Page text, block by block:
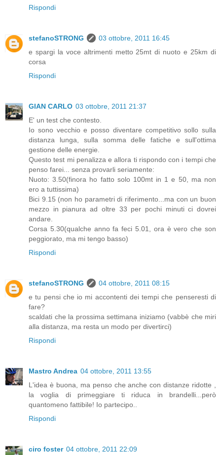
Rispondi
stefanoSTRONG
03 ottobre, 2011 16:45
e spargi la voce altrimenti metto 25mt di nuoto e 25km di
corsa
Rispondi
GIAN CARLO 03 ottobre, 2011 21:37
E' un test che contesto.
Io sono vecchio e posso diventare competitivo sollo sulla
distanza lunga, sulla somma delle fatiche e sull'ottima
gestione delle energie.
Questo test mi penalizza e allora ti rispondo con i tempi che
penso farei... senza provarli seriamente:
Nuoto: 3.50(finora ho fatto solo 100mt in 1 e 50, ma non
ero a tuttissima)
Bici 9.15 (non ho parametri di riferimento...ma con un buon
mezzo in pianura ad oltre 33 per pochi minuti ci dovrei
andare.
Corsa 5.30(qualche anno fa feci 5.01, ora è vero che son
peggiorato, ma mi tengo basso)
Rispondi
stefanoSTRONG
04 ottobre, 2011 08:15
e tu pensi che io mi accontenti dei tempi che penseresti di
fare?
scaldati che la prossima settimana iniziamo (vabbè che miri
alla distanza, ma resta un modo per divertirci)
Rispondi
Mastro Andrea 04 ottobre, 2011 13:55
L'idea è buona, ma penso che anche con distanze ridotte ,
la voglia di primeggiare ti riduca in brandelli...però
quantomeno fattibile! Io partecipo..
Rispondi
ciro foster 04 ottobre, 2011 22:09